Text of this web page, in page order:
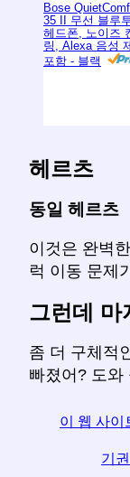
Bose
35 II 무선 블루
헤드폰, 노이즈
링, Alexa 음성
포함 - 블랙
헤르츠
동일 헤르츠
이것은 완벽
럭 이동 문제
그런데 마
좀 더 구체적
빠졌어? 도와
이 웹 사이
기권